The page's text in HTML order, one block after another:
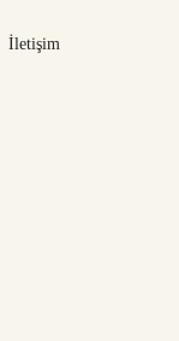
İletişim